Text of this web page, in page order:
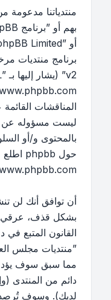
برنامج منتديات
v2” (يشار إليها بـ ”GPL“) ومن الممكن تحميله من
ليست مسؤوله عن
بالمحتوى و/أو
حول phpbb اطلع على
أن توافق أنك لن
بشكل قذف،
القانون المتبع
”منتديات مجلس
مما سبق سوف
دائم من المنتدى
لديك). وسوف تُرصد